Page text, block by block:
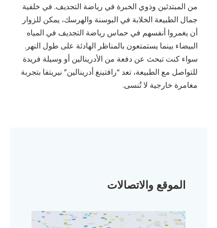
من المبتدئين وذوي الخبرة في رياضة التجديف. في خلفية
جمال الطبيعة الخلابة في البوسنة والهرسك، يمكن للزوار
أن يغمروا أنفسهم في حماس رياضة التجديف في المياه
البيضاء بينما يستمتعون بالمناظر الهادئة على طول النهر.
سواء كنت تبحث عن دفعة من الأدرينالين أو وسيلة فريدة
للتواصل مع الطبيعة، تعد “رافتينغ أدرينالين” نيريتفا بتجربة
مغامرة خارجية لا تُنسى.
الموقع والاتصالات